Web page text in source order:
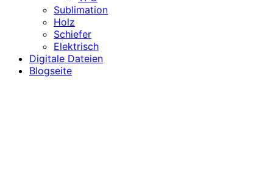
Sublimation
Holz
Schiefer
Elektrisch
Digitale Dateien
Blogseite